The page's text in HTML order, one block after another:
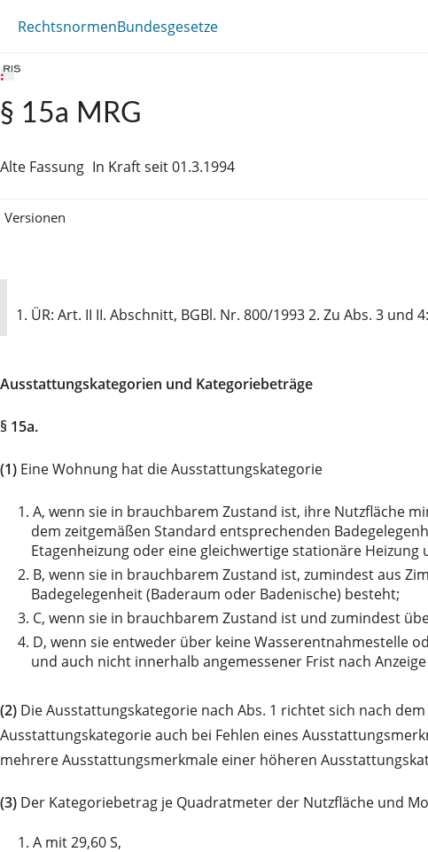
RechtsnormenBundesgesetze
§ 15a MRG
Alte Fassung In Kraft seit 01.3.1994
Versionen
1. ÜR: Art. II II. Abschnitt, BGBl. Nr. 800/1993 2. Zu Abs. 3 und
Ausstattungskategorien und Kategoriebeträge
§ 15a.
(1) Eine Wohnung hat die Ausstattungskategorie
1. A, wenn sie in brauchbarem Zustand ist, ihre Nutzfläche
dem zeitgemäßen Standard entsprechenden
Etagenheizung oder eine gleichwertige stationäre
2. B, wenn sie in brauchbarem Zustand ist, zumindest aus
Badegelegenheit (Baderaum oder Badenische) besteht;
3. C, wenn sie in brauchbarem Zustand ist und zumindest
4. D, wenn sie entweder über keine Wasserentnahmestelle
und auch nicht innerhalb angemessener Frist nach
(2) Die Ausstattungskategorie nach Abs. 1 richtet sich nach
Ausstattungskategorie auch bei Fehlen eines
mehrere Ausstattungsmerkmale einer höheren
(3) Der Kategoriebetrag je Quadratmeter der Nutzfläche und
1. A mit 29,60 S,